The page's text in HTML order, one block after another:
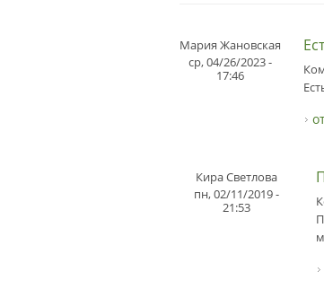
Мария Жановская
ср, 04/26/2023 -
17:46
Кира Светлова
пн, 02/11/2019 -
21:53